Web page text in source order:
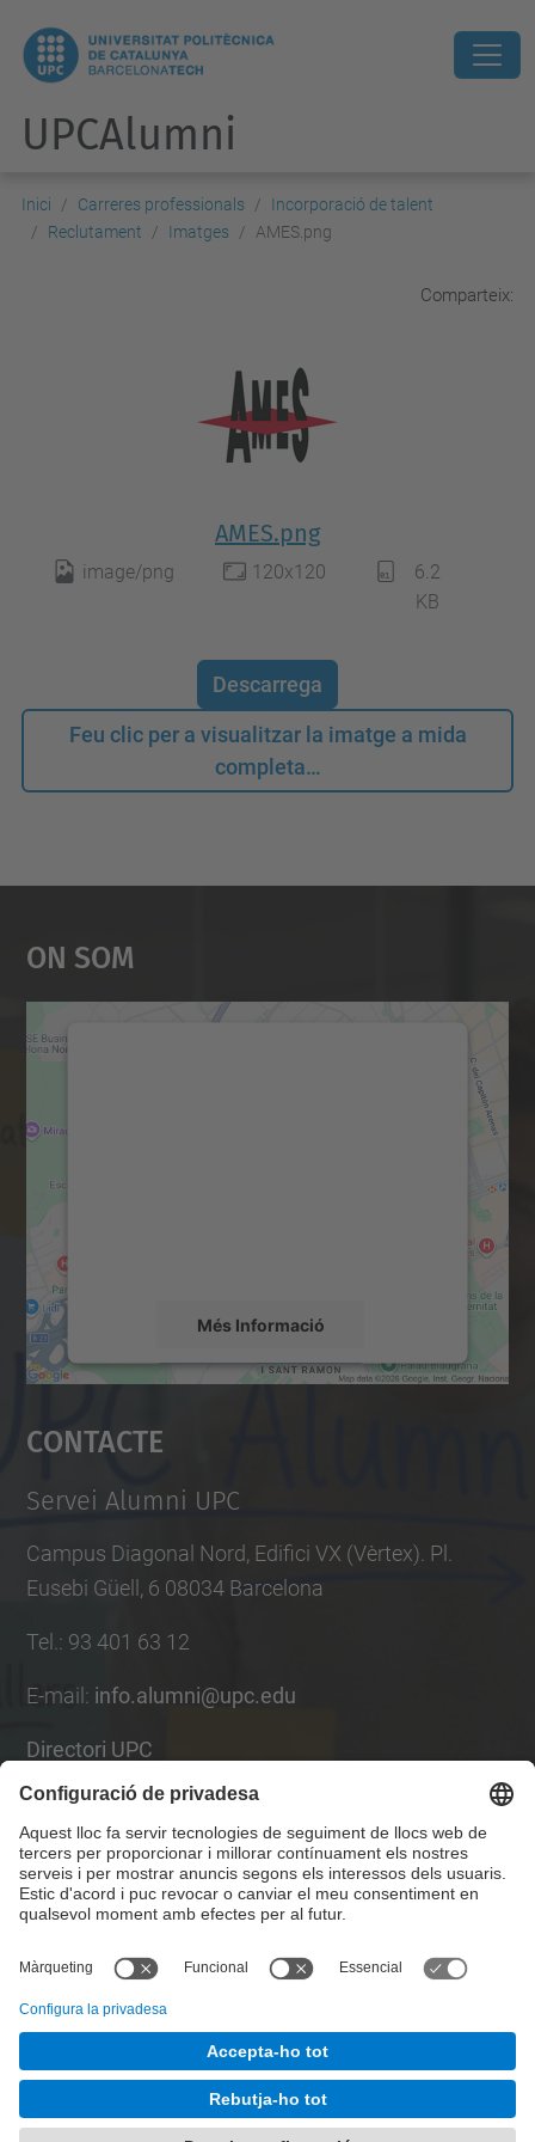
UPCAlumni
Inici Carreres professionals
Incorporació de talent
Reclutament
Imatges AMES.png
Comparteix:
AMES.png
image/png 120x120
6.2
KB
Descarrega
Feu clic per a visualitzar la imatge a mida
completa…
On Som
Més Informació
Accepta
powered by
Contacte
Servei Alumni UPC
Campus Diagonal Nord, Edifici VX (Vèrtex). Pl.
Eusebi Güell, 6 08034 Barcelona
Tel. : 93 401 63 12
E-mail : info.alumni@upc.edu
Directori UPC
Formulari de contacte
Llista Xarxes Socials
Desenvolupat amb